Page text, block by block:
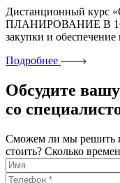
Дистанционный
ПЛАНИРОВАНИЕ В
закупки и обеспечение
Подробнее
Обсудите
со
Сможем ли мы решить
стоить? Сколько